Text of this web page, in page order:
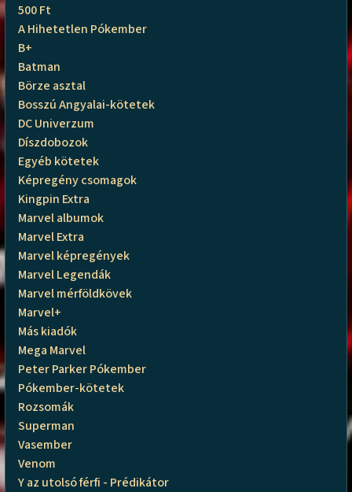
500 Ft
A Hihetetlen Pókember
B+
Batman
Börze asztal
Bosszú Angyalai-kötetek
DC Univerzum
Díszdobozok
Egyéb kötetek
Képregény csomagok
Kingpin Extra
Marvel albumok
Marvel Extra
Marvel képregények
Marvel Legendák
Marvel mérföldkövek
Marvel+
Más kiadók
Mega Marvel
Peter Parker Pókember
Pókember-kötetek
Rozsomák
Superman
Vasember
Venom
Y az utolsó férfi - Prédikátor